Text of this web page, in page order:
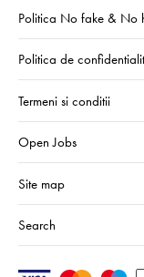
Politica No fake & No
Politica de
Termeni si conditii
Open Jobs
Site map
Search